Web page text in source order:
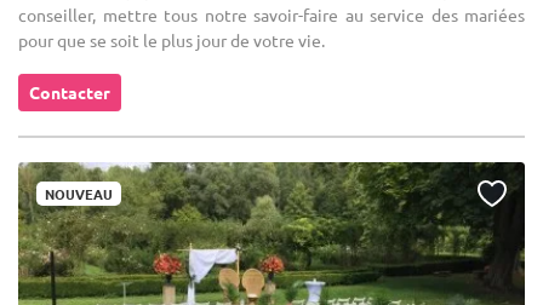
conseiller, mettre tous notre savoir-faire au service des mariées
pour que se soit le plus jour de votre vie.
Contacter
NOUVEAU